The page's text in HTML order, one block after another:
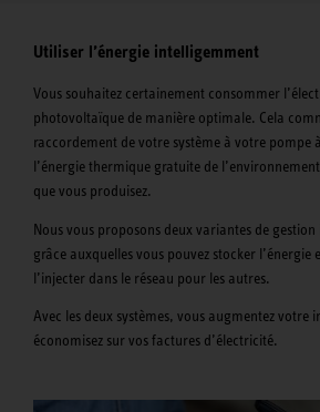
Utiliser l’énergie intelligemment
Vous souhaitez certainement consommer
photovoltaïque de manière optimale. Cela
raccordement de votre système à votre pompe
l’énergie thermique gratuite de
que vous produisez.
Nous vous proposons deux variantes de gestion
grâce auxquelles vous pouvez stocker l’énergie
l’injecter dans le réseau pour les autres.
Avec les deux systèmes, vous augmentez votre
économisez sur vos factures d’électricité.